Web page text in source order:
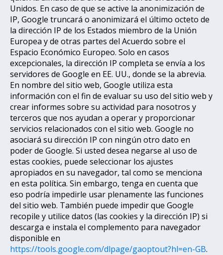
Unidos. En caso de que se active la anonimización de
IP, Google truncará o anonimizará el último octeto de
la dirección IP de los Estados miembro de la Unión
Europea y de otras partes del Acuerdo sobre el
Espacio Económico Europeo. Solo en casos
excepcionales, la dirección IP completa se envía a los
servidores de Google en EE. UU., donde se la abrevia.
En nombre del sitio web, Google utiliza esta
información con el fin de evaluar su uso del sitio web y
crear informes sobre su actividad para nosotros y
terceros que nos ayudan a operar y proporcionar
servicios relacionados con el sitio web. Google no
asociará su dirección IP con ningún otro dato en
poder de Google. Si usted desea negarse al uso de
estas cookies, puede seleccionar los ajustes
apropiados en su navegador, tal como se menciona
en esta política. Sin embargo, tenga en cuenta que
eso podría impedirle usar plenamente las funciones
del sitio web. También puede impedir que Google
recopile y utilice datos (las cookies y la dirección IP) si
descarga e instala el complemento para navegador
disponible en
https://tools.google.com/dlpage/gaoptout?hl=en-GB.